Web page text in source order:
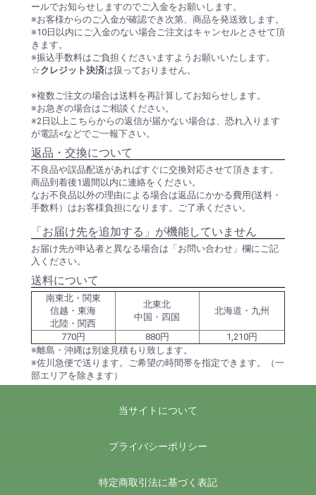
ールでお知らせしますのでご入金をお願いします。
※お客様からのご入金が確認でき次第、商品を発送致します。
※10日以内にご入金のない場合ご注文はキャンセルとさせて頂
きます。
※振込手数料はご負担くださいますようお願いいたします。
☆クレジット決済は扱っておりません。
※複数ご注文の場合は送料を再計算してお知らせします。
※お急ぎの場合はご相談ください。
※2日以上こちらからの返信が届かない場合は、恐れ入ります
が電話<などでご一報下さい。
返品・交換について
不良品や誤品配送があればすぐに交換対応させて頂きます。
商品到着後1週間以内に連絡をください。
なお不良品以外の理由による場合は返品にかかる費用(送料・
手数料）はお客様負担になります。ご了承ください。
「お届け先を追加する」が機能していません
お届け先が申込者と異なる場合は「お問い合わせ」欄にご記
入ください。
送料について
南東北・関東
信越・東海
北陸・関西
北東北
中国・四国
北海道・九州
770円 880円
1,210円
※離島・沖縄は別途見積もり致します。
※佐川急便で送ります。ご希望の時間帯を指定できます。（一
部エリアを除きます）
当サイトについて
プライバシーポリシー
特定商取引法に基づく表記